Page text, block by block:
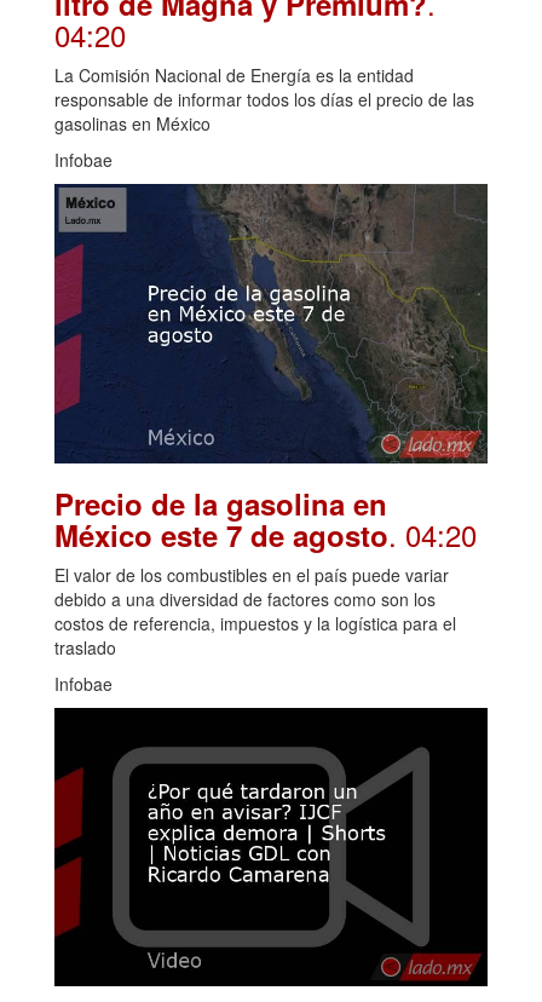
04:20
La Comisión Nacional de Energía es la entidad
responsable de informar todos los días el precio de las
gasolinas en México
Infobae
Precio de la gasolina en
México este 7 de agosto. 04:20
El valor de los combustibles en el país puede variar
debido a una diversidad de factores como son los
costos de referencia, impuestos y la logística para el
traslado
Infobae